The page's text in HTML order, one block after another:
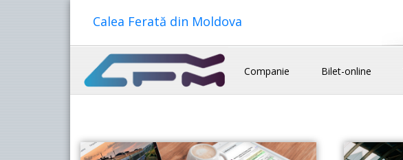
Calea Ferată din Moldova
Companie Bilet-online